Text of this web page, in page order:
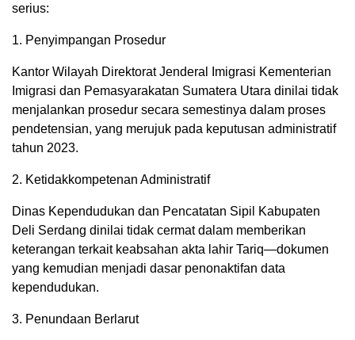
serius:
1. Penyimpangan Prosedur
Kantor Wilayah Direktorat Jenderal Imigrasi Kementerian
Imigrasi dan Pemasyarakatan Sumatera Utara dinilai tidak
menjalankan prosedur secara semestinya dalam proses
pendetensian, yang merujuk pada keputusan administratif
tahun 2023.
2. Ketidakkompetenan Administratif
Dinas Kependudukan dan Pencatatan Sipil Kabupaten
Deli Serdang dinilai tidak cermat dalam memberikan
keterangan terkait keabsahan akta lahir Tariq—dokumen
yang kemudian menjadi dasar penonaktifan data
kependudukan.
3. Penundaan Berlarut